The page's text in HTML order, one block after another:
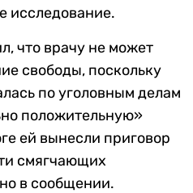
исследование.
что врачу не может
свободы, поскольку
по уголовным делам
положительную»
ей вынесли приговор
смягчающих
в сообщении.